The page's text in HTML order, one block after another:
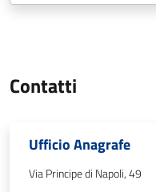
Contatti
Ufficio Anagrafe
Via Principe di Napoli, 49